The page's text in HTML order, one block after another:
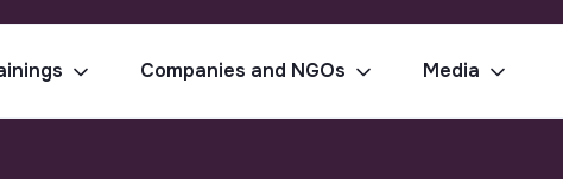
Companies and NGOs Media